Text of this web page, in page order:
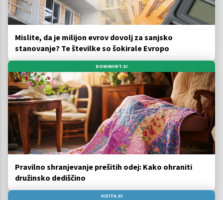
Mislite, da je milijon evrov dovolj za sanjsko
stanovanje? Te številke so šokirale Evropo
DOMINVRT.SI
Pravilno shranjevanje prešitih odej: Kako ohraniti
družinsko dediščino
VIZITA.SI